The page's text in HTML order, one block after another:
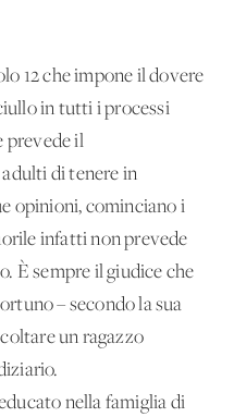
12 che impone il dovere
in tutti i processi
prevede il
di tenere in
opinioni, cominciano i
infatti non prevede
È sempre il giudice che
– secondo la sua
un ragazzo
nella famiglia di